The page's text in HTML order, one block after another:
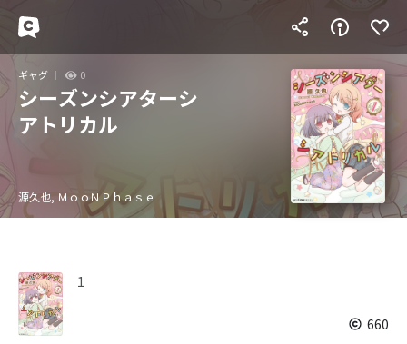
ギャグ 0
シーズンシアターシ
アトリカル
源久也, ＭｏｏＮＰｈａｓｅ
1
660